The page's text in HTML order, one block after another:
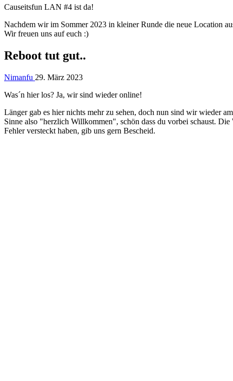
Causeitsfun LAN #4 ist da!
Nachdem wir im Sommer 2023 in kleiner Runde die neue Location
Wir freuen uns auf euch :)
Reboot tut gut..
Nimanfu 29. März 2023
Was´n hier los? Ja, wir sind wieder online!
Länger gab es hier nichts mehr zu sehen, doch nun sind wir wieder
Sinne also "herzlich Willkommen", schön dass du vorbei schaust.
Fehler versteckt haben, gib uns gern Bescheid.